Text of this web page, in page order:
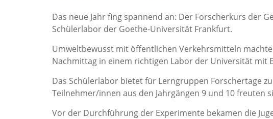
Das neue Jahr fing spannend an: Der Forscherkurs der
Schülerlabor der Goethe-Universität Frankfurt.
Umweltbewusst mit öffentlichen Verkehrsmitteln
Nachmittag in einem richtigen Labor der Universität mit
Das Schülerlabor bietet für Lerngruppen Forschertage
Teilnehmer/innen aus den Jahrgängen 9 und 10 freuten
Vor der Durchführung der Experimente bekamen die